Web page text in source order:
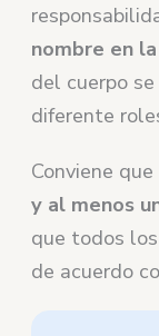
nombre en
del cuerpo
diferente
Conviene que
y al menos
que todos
de acuerdo